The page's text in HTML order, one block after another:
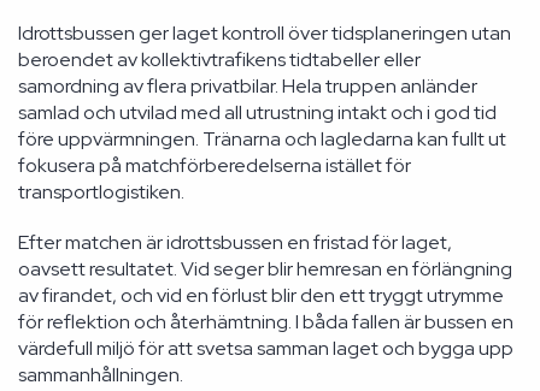
Idrottsbussen ger laget kontroll över tidsplaneringen utan
beroendet av kollektivtrafikens tidtabeller eller
samordning av flera privatbilar. Hela truppen anländer
samlad och utvilad med all utrustning intakt och i god tid
före uppvärmningen. Tränarna och lagledarna kan fullt ut
fokusera på matchförberedelserna istället för
transportlogistiken.
Efter matchen är idrottsbussen en fristad för laget,
oavsett resultatet. Vid seger blir hemresan en förlängning
av firandet, och vid en förlust blir den ett tryggt utrymme
för reflektion och återhämtning. I båda fallen är bussen en
värdefull miljö för att svetsa samman laget och bygga upp
sammanhållningen.